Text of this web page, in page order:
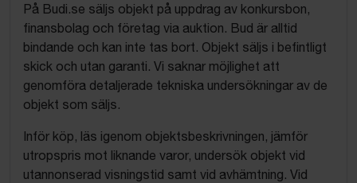
På Budi.se säljs objekt på uppdrag av konkursbon,
finansbolag och företag via auktion. Bud är alltid
bindande och kan inte tas bort. Objekt säljs i befintligt
skick och utan garanti. Vi saknar möjlighet att
genomföra detaljerade tekniska undersökningar av de
objekt som säljs.
Inför köp, läs igenom objektsbeskrivningen, jämför
utropspris mot liknande varor, undersök objekt vid
utannonserad visningstid samt vid avhämtning. Vid